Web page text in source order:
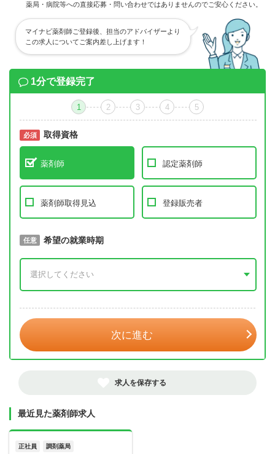
薬局・病院等への直接応募・問い合わせではありませんのでご安心ください。
マイナビ薬剤師ご登録後、担当のアドバイザーより
この求人についてご案内差し上げます！
1分で登録完了
1 2 3 4 5
必須 取得資格
薬剤師 認定薬剤師
薬剤師取得見込 登録販売者
必須 取得予定年
任意 希望の就業時期
次に進む
求人を保存する
最近見た薬剤師求人
正社員 調剤薬局